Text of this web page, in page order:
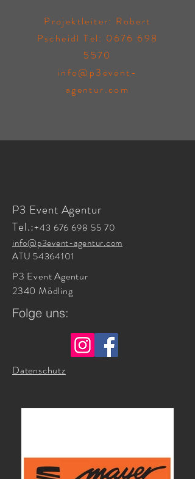
Projektleiter: Robert
Pscheidl Tel: 0676 698
5570
info@p3event-
agentur.com
P3 Event Agentur
Tel.:+43 676 698 55 70
info@p3event-agentur.com
ATU 54364101
P3 Event Agentur
2340 Mödling
Folge uns:
Datenschutz